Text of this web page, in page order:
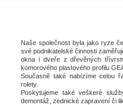
Naše společnost byla jako ryze
své podnikatelské činnosti
okna i dveře z dřevěných
komorového plastového profilu
Současně také nabízíme celou
rolety.
Poskytujeme také veškeré
demontáž, zednické zapravení či